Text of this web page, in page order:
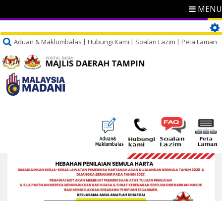
MENU
Aduan & Maklumbalas Hubungi Kami Soalan Lazim Peta Laman